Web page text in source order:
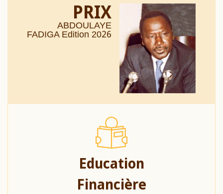
PRIX
ABDOULAYE
FADIGA Edition 2026
Education
Financière